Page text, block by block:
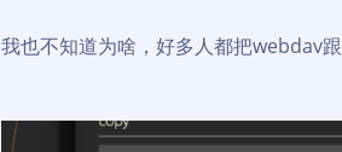
我也不知道为啥，好多人都把webdav